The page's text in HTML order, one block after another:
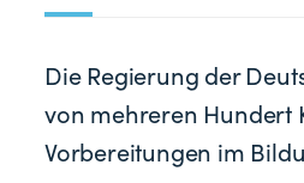
Die Regierung der
von mehreren Hundert
Vorbereitungen im